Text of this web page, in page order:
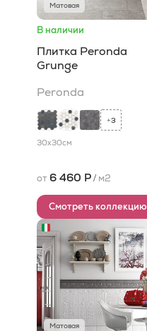
Матовая
В наличии
Плитка Peronda
Grunge
Peronda
+3
30x30см
от 6 460 Р/ м2
Смотреть коллекцию
Матовая